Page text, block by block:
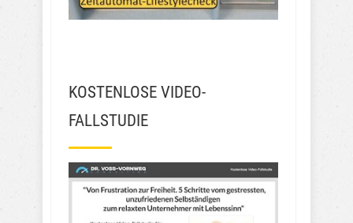
KOSTENLOSE VIDEO-
FALLSTUDIE